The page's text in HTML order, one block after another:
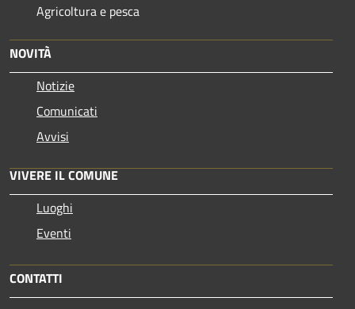
Agricoltura e pesca
NOVITÀ
Notizie
Comunicati
Avvisi
VIVERE IL COMUNE
Luoghi
Eventi
CONTATTI